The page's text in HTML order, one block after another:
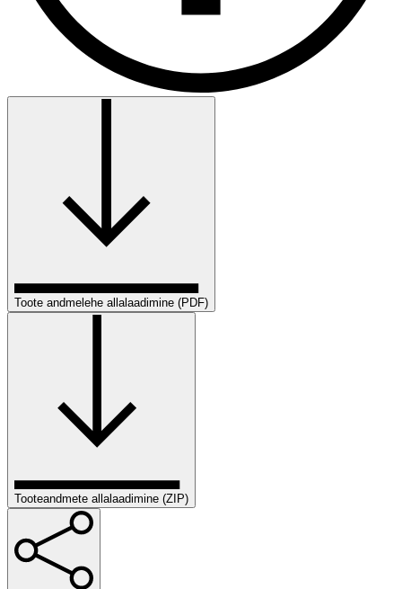
Toote andmelehe allalaadimine (PDF)
Tooteandmete allalaadimine (ZIP)